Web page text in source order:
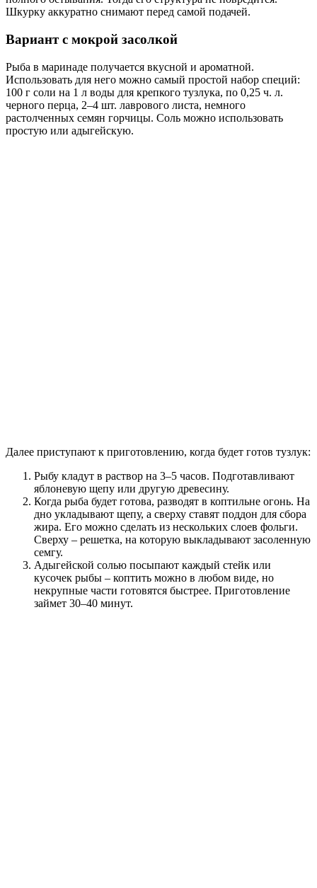
Шкурку аккуратно снимают перед самой подачей.
Вариант с мокрой засолкой
Рыба в маринаде получается вкусной и ароматной.
Использовать для него можно самый простой набор специй:
100 г соли на 1 л воды для крепкого тузлука, по 0,25 ч. л.
черного перца, 2–4 шт. лаврового листа, немного
растолченных семян горчицы. Соль можно использовать
простую или адыгейскую.
Далее приступают к приготовлению, когда будет готов тузлук:
Рыбу кладут в раствор на 3–5 часов. Подготавливают
яблоневую щепу или другую древесину.
Когда рыба будет готова, разводят в коптильне огонь. На
дно укладывают щепу, а сверху ставят поддон для сбора
жира. Его можно сделать из нескольких слоев фольги.
Сверху – решетка, на которую выкладывают засоленную
семгу.
Адыгейской солью посыпают каждый стейк или
кусочек рыбы – коптить можно в любом виде, но
некрупные части готовятся быстрее. Приготовление
займет 30–40 минут.